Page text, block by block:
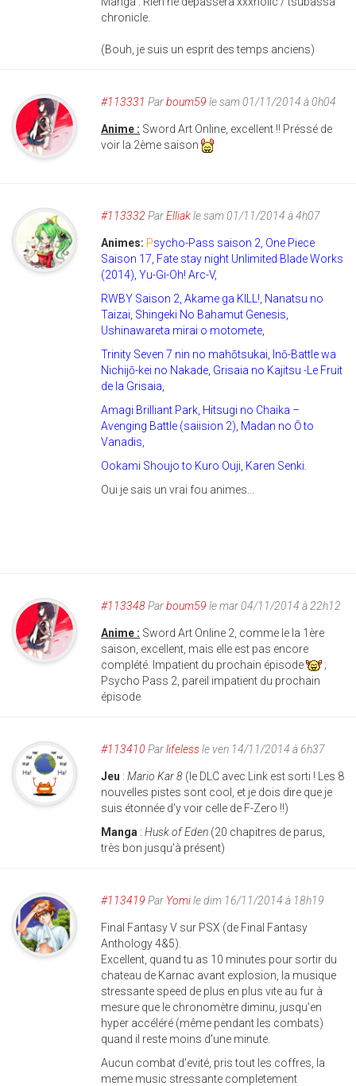
chronicle.
(Bouh, je suis un esprit des temps anciens)
#113331 Parboum59 le sam 01/11/2014 à 0h04
Anime : Sword Art Online, excellent !! Préssé de
voir la 2ème saison
#113332 ParElliakle sam 01/11/2014 à 4h07
Animes: Psycho-Pass saison 2, One Piece
Saison 17, Fate stay night Unlimited Blade Works
(2014), Yu-Gi-Oh! Arc-V,
RWBY Saison 2, Akame ga KILL!, Nanatsu no
Taizai, Shingeki No Bahamut Genesis,
Ushinawareta mirai o motomete,
Trinity Seven 7 nin no mahōtsukai, Inō-Battle wa
Nichijō-kei no Nakade, Grisaia no Kajitsu -Le Fruit
de la Grisaia,
Amagi Brilliant Park, Hitsugi no Chaika –
Avenging Battle (saiision 2), Madan no Ō to
Vanadis,
Ookami Shoujo to Kuro Ouji, Karen Senki.
Oui je sais un vrai fou animes...
#113348Parboum59 le mar 04/11/2014 à 22h12
Anime : Sword Art Online 2, comme le la 1ère
saison, excellent, mais elle est pas encore
complété. Impatient du prochain épisode
;
Psycho Pass 2, pareil impatient du prochain
épisode
#113410 Parlifelessle ven 14/11/2014 à 6h37
Jeu : Mario Kar 8 (le DLC avec Link est sorti ! Les 8
nouvelles pistes sont cool, et je dois dire que je
suis étonnée d'y voir celle de F-Zero !!)
Manga : Husk of Eden (20 chapitres de parus,
très bon jusqu'à présent)
#113419 Par Yomile dim 16/11/2014 à 18h19
Final Fantasy V sur PSX (de Final Fantasy
Anthology 4&5).
Excellent, quand tu as 10 minutes pour sortir du
chateau de Karnac avant explosion, la musique
stressante speed de plus en plus vite au fur à
mesure que le chronomètre diminu, jusqu'en
hyper accéléré (même pendant les combats)
quand il reste moins d'une minute.
Aucun combat d'evité, pris tout les coffres, la
meme music stressante completement